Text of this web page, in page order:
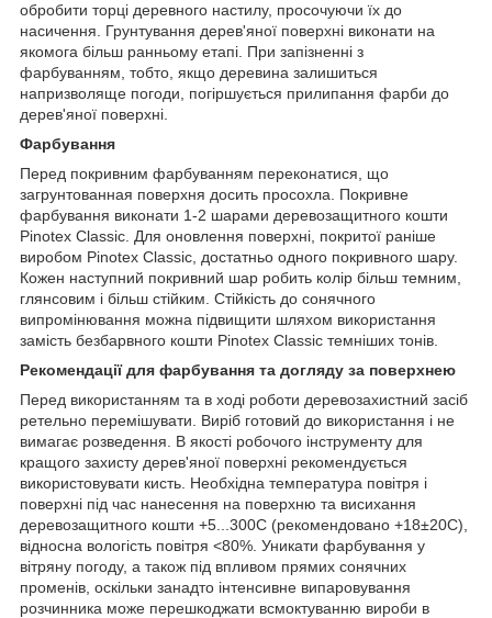
обробити торці деревного настилу, просочуючи їх до
насичення. Грунтування дерев'яної поверхні виконати на
якомога більш ранньому етапі. При запізненні з
фарбуванням, тобто, якщо деревина залишиться
напризволяще погоди, погіршується прилипання фарби до
дерев'яної поверхні.
Фарбування
Перед покривним фарбуванням переконатися, що
загрунтованная поверхня досить просохла. Покривне
фарбування виконати 1-2 шарами деревозащитного кошти
Pinotex Classic. Для оновлення поверхні, покритої раніше
виробом Pinotex Classic, достатньо одного покривного шару.
Кожен наступний покривний шар робить колір більш темним,
глянсовим і більш стійким. Стійкість до сонячного
випромінювання можна підвищити шляхом використання
замість безбарвного кошти Pinotex Classic темніших тонів.
Рекомендації для фарбування та догляду за поверхнею
Перед використанням та в ході роботи деревозахистний засіб
ретельно перемішувати. Виріб готовий до використання і не
вимагає розведення. В якості робочого інструменту для
кращого захисту дерев'яної поверхні рекомендується
використовувати кисть. Необхідна температура повітря і
поверхні під час нанесення на поверхню та висихання
деревозащитного кошти +5...300C (рекомендовано +18±20С),
відносна вологість повітря <80%. Уникати фарбування у
вітряну погоду, а також під впливом прямих сонячних
променів, оскільки занадто інтенсивне випаровування
розчинника може перешкоджати всмоктуванню вироби в